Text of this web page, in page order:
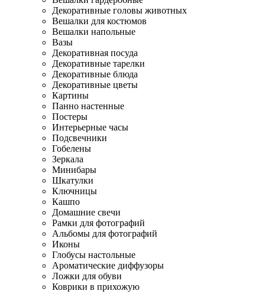
Декоративные головы животных
Вешалки для костюмов
Вешалки напольные
Вазы
Декоративная посуда
Декоративные тарелки
Декоративные блюда
Декоративные цветы
Картины
Панно настенные
Постеры
Интерьерные часы
Подсвечники
Гобелены
Зеркала
Минибары
Шкатулки
Ключницы
Кашпо
Домашние свечи
Рамки для фотографий
Альбомы для фотографий
Иконы
Глобусы настольные
Ароматические диффузоры
Ложки для обуви
Коврики в прихожую